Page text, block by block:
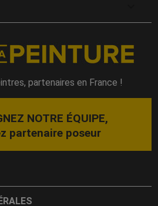
partenaires en France !
NOTRE ÉQUIPE,
partenaire poseur